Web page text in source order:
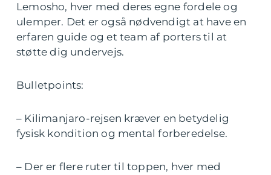
Lemosho, hver med deres egne fordele og
ulemper. Det er også nødvendigt at have en
erfaren guide og et team af porters til at
støtte dig undervejs.
Bulletpoints:
– Kilimanjaro-rejsen kræver en betydelig
fysisk kondition og mental forberedelse.
– Der er flere ruter til toppen, hver med